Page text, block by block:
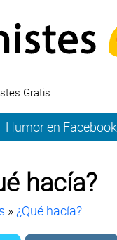
Gratis
Humor en Facebook
hacía?
» ¿Qué hacía?